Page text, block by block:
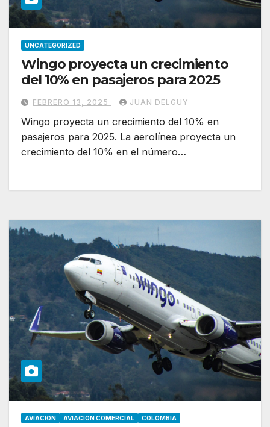
UNCATEGORIZED
Wingo proyecta un crecimiento
del 10% en pasajeros para 2025
FEBRERO 13, 2025 JUAN DELGUY
Wingo proyecta un crecimiento del 10% en
pasajeros para 2025. La aerolínea proyecta un
crecimiento del 10% en el número…
AVIACION AVIACION COMERCIAL COLOMBIA